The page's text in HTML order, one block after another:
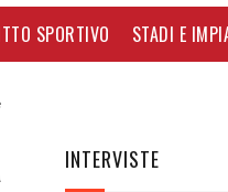
SPORTIVO STADI E
INTERVISTE